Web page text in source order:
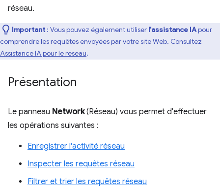
réseau.
Important : Vous pouvez également utiliser l'assistance IApour
comprendre les requêtes envoyées par votre site Web. Consultez
Assistance IA pour le réseau.
Présentation
Le panneau Network(Réseau) vous permet d'effectuer
les opérations suivantes :
Enregistrer l'activité réseau
Inspecter les requêtes réseau
Filtrer et trier les requêtes réseau